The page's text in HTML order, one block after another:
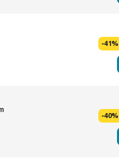
-41%
-40%